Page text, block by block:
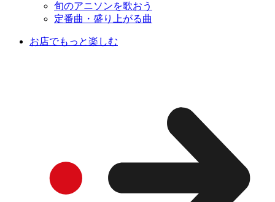
旬のアニソンを歌おう
定番曲・盛り上がる曲
お店でもっと楽しむ